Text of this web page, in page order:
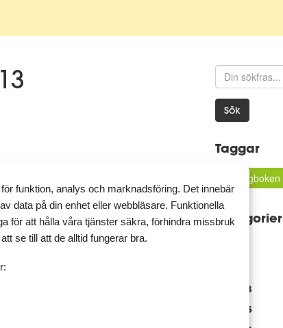
att jag kan men jag är inne i en riktigt dålig
bara skräp:(. Det är en himla...
Kommentera
Sök
Taggar
Matdagboken
Kategorier
2018
2015
funktion, analys och marknadsföring. Det innebär
data på din enhet eller webbläsare. Funktionella
för att hålla våra tjänster säkra, förhindra missbruk
se till att de alltid fungerar bra.